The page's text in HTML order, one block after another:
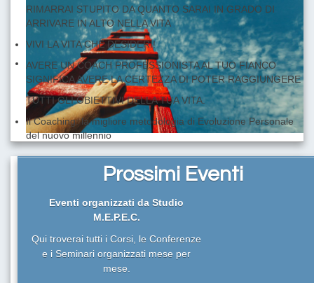
I LIMITI SONO SOLO QUELLI DELLA TUA IMMAGINAZIONE!
VUOI DAVVERO RAGGIUNGERE I TUOI OBIETTIVI?
RIMARRAI STUPITO DA QUANTO SARAI IN GRADO DI
RIMARRAI STUPITO DA QUANTO SARAI IN GRADO DI
ARRIVARE IN ALTO NELLA VITA
VIVI LA VITA CHE DESIDERI!
AVERE UN COACH PROFESSIONISTA AL TUO FIANCO
SIGNIFICA AVERE LA CERTEZZA DI POTER RAGGIUNGERE
TUTTI GLI OBIETTIVI DELLA TUA VITA.
Il Coaching: la migliore metodologia di Evoluzione Personale
del nuovo millennio
Prossimi Eventi
Eventi organizzati da Studio
M.E.P.E.C.
Qui troverai tutti i Corsi, le Conferenze
e i Seminari organizzati mese per
mese.